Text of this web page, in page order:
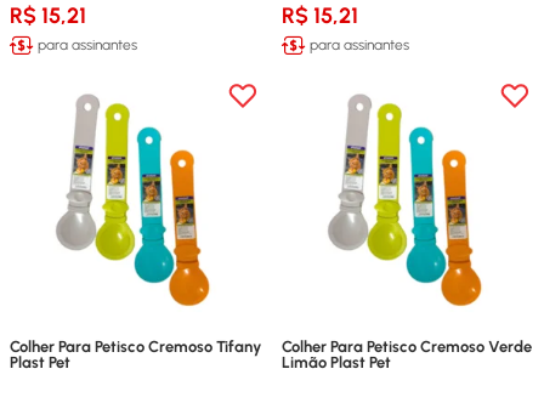
R$ 15,21
para assinantes
R$ 15,21
para assinantes
Colher Para Petisco Cremoso Tifany
Plast Pet
Colher Para Petisco Cremoso Verde
Limão Plast Pet